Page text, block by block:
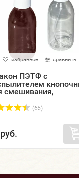
избранное сравнить
ПЭТФ с
смешивания,
и бытовой
(65)